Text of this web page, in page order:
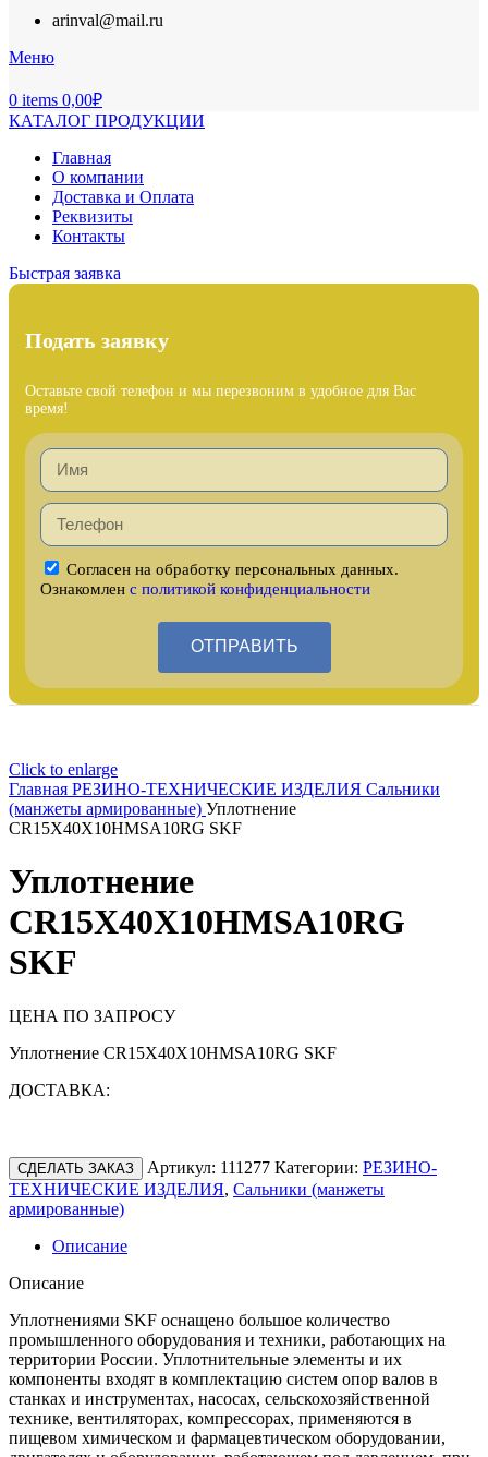
arinval@mail.ru
Меню
0 items 0,00₽
КАТАЛОГ ПРОДУКЦИИ
Главная
О компании
Доставка и Оплата
Реквизиты
Контакты
Быстрая заявка
Подать заявку
Оставьте свой телефон и мы перезвоним в удобное для Вас
время!
Согласен на обработку персональных данных.
Ознакомлен с политикой конфиденциальности
ОТПРАВИТЬ
Click to enlarge
Главная РЕЗИНО-ТЕХНИЧЕСКИЕ ИЗДЕЛИЯ Сальники
(манжеты армированные) Уплотнение
CR15X40X10HMSA10RG SKF
Уплотнение
CR15X40X10HMSA10RG
SKF
ЦЕНА ПО ЗАПРОСУ
Уплотнение CR15X40X10HMSA10RG SKF
ДОСТАВКА:
СДЕЛАТЬ ЗАКАЗ Артикул: 111277 Категории: РЕЗИНО-
ТЕХНИЧЕСКИЕ ИЗДЕЛИЯ, Сальники (манжеты
армированные)
Описание
Описание
Уплотнениями SKF оснащено большое количество
промышленного оборудования и техники, работающих на
территории России. Уплотнительные элементы и их
компоненты входят в комплектацию систем опор валов в
станках и инструментах, насосах, сельскохозяйственной
технике, вентиляторах, компрессорах, применяются в
пищевом химическом и фармацевтическом оборудовании,